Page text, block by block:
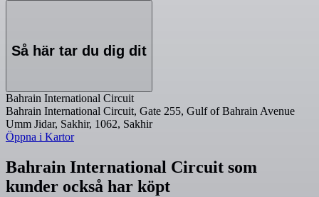
Så här tar du dig dit
Bahrain International Circuit
Bahrain International Circuit, Gate 255, Gulf of Bahrain Avenue
Umm Jidar, Sakhir, 1062, Sakhir
Öppna i Kartor
Bahrain International Circuit som
kunder också har köpt